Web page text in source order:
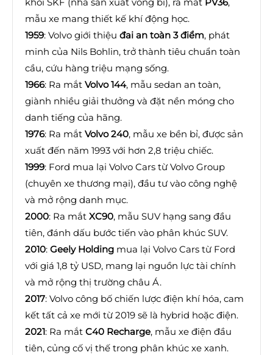
khỏi SKF (nhà sản xuất vòng bi), ra mắt PV36,
mẫu xe mang thiết kế khí động học.
1959: Volvo giới thiệu đai an toàn 3 điểm, phát
minh của Nils Bohlin, trở thành tiêu chuẩn toàn
cầu, cứu hàng triệu mạng sống.
1966: Ra mắt Volvo 144, mẫu sedan an toàn,
giành nhiều giải thưởng và đặt nền móng cho
danh tiếng của hãng.
1976: Ra mắt Volvo 240, mẫu xe bền bỉ, được sản
xuất đến năm 1993 với hơn 2,8 triệu chiếc.
1999: Ford mua lại Volvo Cars từ Volvo Group
(chuyên xe thương mại), đầu tư vào công nghệ
và mở rộng danh mục.
2000: Ra mắt XC90, mẫu SUV hạng sang đầu
tiên, đánh dấu bước tiến vào phân khúc SUV.
2010: Geely Holding mua lại Volvo Cars từ Ford
với giá 1,8 tỷ USD, mang lại nguồn lực tài chính
và mở rộng thị trường châu Á.
2017: Volvo công bố chiến lược điện khí hóa, cam
kết tất cả xe mới từ 2019 sẽ là hybrid hoặc điện.
2021: Ra mắt C40 Recharge, mẫu xe điện đầu
tiên, củng cố vị thế trong phân khúc xe xanh.